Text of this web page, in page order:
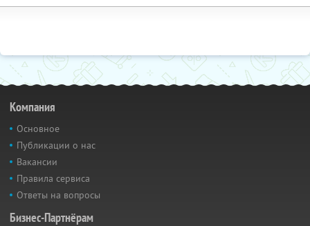
Компания
Основное
Публикации о нас
Вакансии
Правила сервиса
Ответы на вопросы
Бизнес-Партнёрам